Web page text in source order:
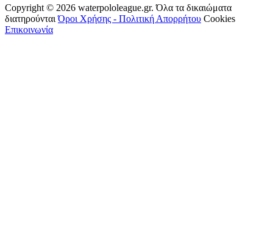
Copyright © 2026 waterpololeague.gr. Όλα τα δικαιώματα
διατηρούνταιΌροι Χρήσης - Πολιτική Απορρήτου Cookies
Επικοινωνία